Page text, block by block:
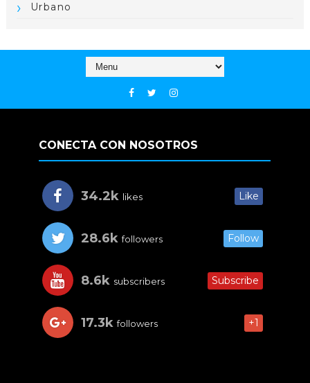
Urbano
CONECTA CON NOSOTROS
34.2k likes Like
28.6k followers Follow
8.6k subscribers Subscribe
17.3k followers +1